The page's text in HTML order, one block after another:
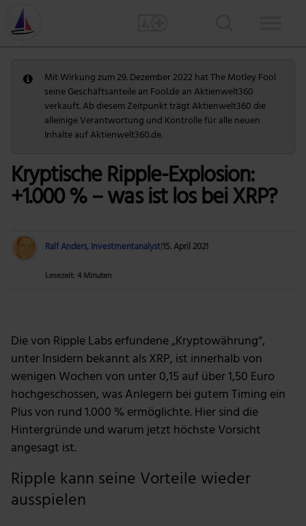
Mit Wirkung zum 29. Dezember 2022 hat The Motley Fool
seine Geschäftsanteile an Fool.de an Aktienwelt360
verkauft. Ab diesem Zeitpunkt trägt Aktienwelt360 die
alleinige Verantwortung und Kontrolle für alle neuen
Inhalte auf Aktienwelt360.de.
Kryptische Ripple-Explosion:
+1.000 % – was ist los bei XRP?
Ralf Anders, Investmentanalyst15. April 2021
Lesezeit: 4 Minuten
Die von Ripple Labs erfundene „Kryptowährung“,
unter Insidern bekannt als XRP, ist innerhalb von
wenigen Wochen von unter 0,15 auf über 1,50 Euro
hochgeschossen, was Anlegern bei gutem Timing ein
Plus von rund 1.000 % ermöglichte. Hier sind die
Hintergründe und warum jetzt höchste Vorsicht
angesagt ist.
Ripple kann seine Vorteile wieder
ausspielen